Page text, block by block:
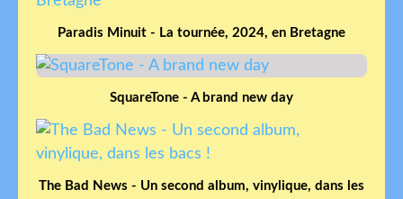
Paradis Minuit - La tournée, 2024, en Bretagne
SquareTone - A brand new day
The Bad News - Un second album, vinylique, dans les